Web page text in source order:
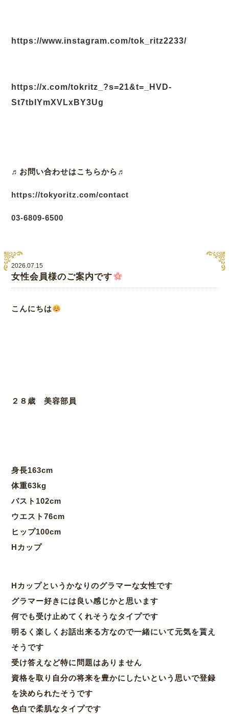
https://www.instagram.com/tok_ritz2233/
https://x.com/tokritz_?s=21&t=_HVD-
St7tbIYmXVLxBY3Ug
♬ お問い合わせはこちらから♬
https://tokyoritz.com/contact
03-6809-6500
2026.07.15
女性会員様のご案内です
こんにちは
２８歳 美容部員
身長163cm
体重63kg
バスト102cm
ウエスト76cm
ヒップ100cm
Hカップ
Hカップというかなりのグラマーな女性です
グラマー好きには良い感じかと思います
何でも受け止めてくれそうなタイプです
明るく楽しくお話出来る方なので一緒にいて元気を貰え
そうです
受け答えなど特に問題はありません
資格を取り自分の将来を豊かにしたいという思いで登録
を決められたそうです
色白で柔肌なタイプです